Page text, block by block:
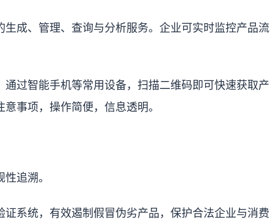
成、管理、查询与分析服务。企业可实时监控产品流
过智能手机等常用设备，扫描二维码即可快速获取产
事项，操作简便，信息透明。
追溯。
系统，有效遏制假冒伪劣产品，保护合法企业与消费